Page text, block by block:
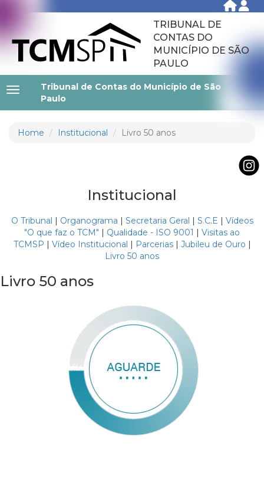
TRIBUNAL DE
CONTAS DO
MUNICÍPIO DE SÃO
PAULO
Tribunal de Contas do Município de São
Paulo
Home Institucional Livro 50 anos
Institucional
O Tribunal | Organograma | Secretaria Geral | S.C.E | Vídeos
"O que faz o TCM" | Qualidade - ISO 9001 | Visitas ao
TCMSP | Vídeo Institucional | Parcerias| Jubileu de Ouro |
Livro 50 anos
Livro 50 anos
Se não abrir, por favor clique aqui.